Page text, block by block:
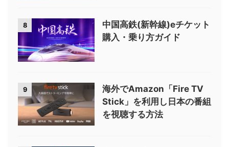
8
中国高鉄(新幹線)eチケット
購入・乗り方ガイド
9
海外でAmazon「Fire TV
Stick」を利用し日本の番組
を視聴する方法